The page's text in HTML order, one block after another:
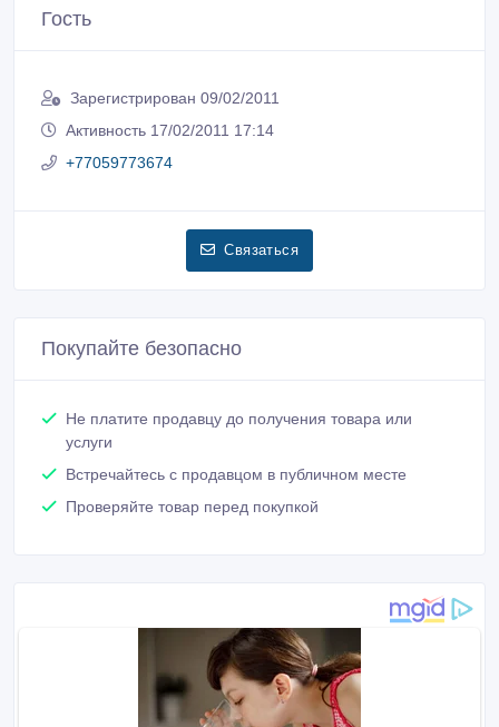
Гость
Зарегистрирован 09/02/2011
Активность 17/02/2011 17:14
+77059773674
Связаться
Покупайте безопасно
Не платите продавцу до получения товара или
услуги
Встречайтесь с продавцом в публичном месте
Проверяйте товар перед покупкой